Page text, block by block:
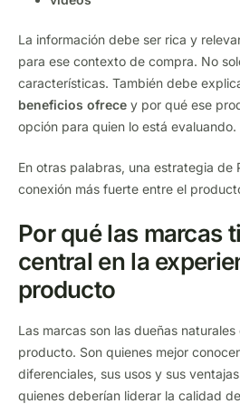
La información debe ser rica y
para ese contexto de compra. No
características. También debe
beneficios ofrece y por qué ese
opción para quien lo está evaluando.
En otras palabras, una estrategia de
conexión más fuerte entre el
Por qué las marcas
central en la
producto
Las marcas son las dueñas
producto. Son quienes mejor
diferenciales, sus usos y sus
quienes deberían liderar la calidad